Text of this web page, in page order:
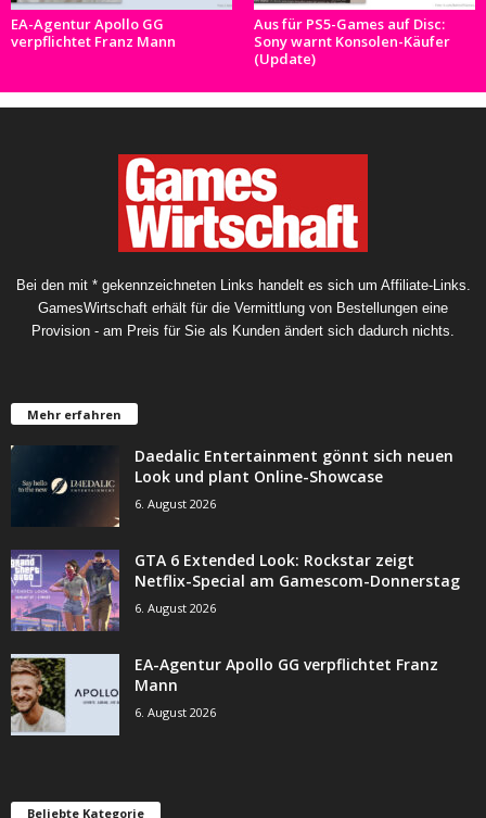
EA-Agentur Apollo GG
verpflichtet Franz Mann
Aus für PS5-Games auf Disc:
Sony warnt Konsolen-Käufer
(Update)
Bei den mit * gekennzeichneten Links handelt es sich um Affiliate-Links.
GamesWirtschaft erhält für die Vermittlung von Bestellungen eine
Provision - am Preis für Sie als Kunden ändert sich dadurch nichts.
Mehr erfahren
Daedalic Entertainment gönnt sich neuen
Look und plant Online-Showcase
6. August 2026
GTA 6 Extended Look: Rockstar zeigt
Netflix-Special am Gamescom-Donnerstag
6. August 2026
EA-Agentur Apollo GG verpflichtet Franz
Mann
6. August 2026
Beliebte Kategorie